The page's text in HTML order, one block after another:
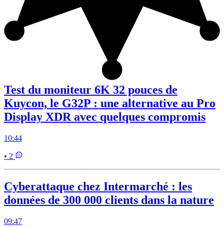
Test du moniteur 6K 32 pouces de
Kuycon, le G32P : une alternative au Pro
Display XDR avec quelques compromis
10:44
• 2
Cyberattaque chez Intermarché : les
données de 300 000 clients dans la nature
09:47